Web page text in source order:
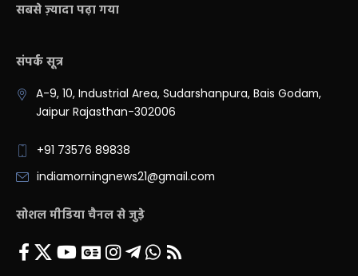
सबसे ज़्यादा पढ़ा गया
संपर्क सूत्र
A-9, 10, Industrial Area, Sudarshanpura, Bais Godam,
Jaipur Rajasthan-302006
+91 73576 89838
indiamorningnews21@gmail.com
सोशल मीडिया चैनल से जुड़े